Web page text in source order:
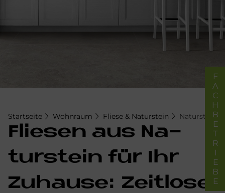
Startseite Wohnraum Fliese & Naturstein Naturstein
Flie­sen aus Na­
tur­stein für Ihr
Zu­hau­se: Zeit­lo­se FACHBETRIEBE